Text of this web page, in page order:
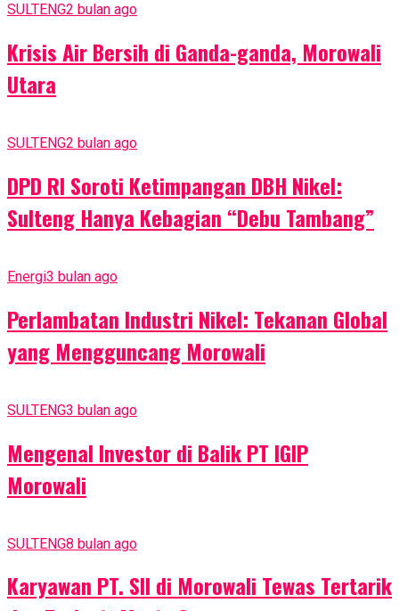
SULTENG2 bulan ago
Krisis Air Bersih di Ganda-ganda, Morowali
Utara
SULTENG2 bulan ago
DPD RI Soroti Ketimpangan DBH Nikel:
Sulteng Hanya Kebagian “Debu Tambang”
Energi3 bulan ago
Perlambatan Industri Nikel: Tekanan Global
yang Mengguncang Morowali
SULTENG3 bulan ago
Mengenal Investor di Balik PT IGIP
Morowali
SULTENG8 bulan ago
Karyawan PT. SII di Morowali Tewas Tertarik